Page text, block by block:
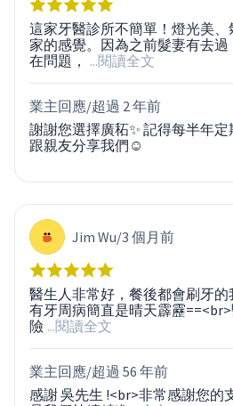
這家牙醫診所不簡單！燈光美
家的感覺。因為之前髮妻有去
在問題， ...閱讀全文
業主回應/超過 2 年前
謝謝您選擇廣䄷✨ 記得每半年
跟親友分享我們☺️
Jim Wu/3 個月前
醫生人非常好，餐後都會刷牙
有牙周病簡直是晴天霹靂
險 ...閱讀全文
業主回應/超過 56 年前
感謝 吳先生 !<br>非常感謝您的